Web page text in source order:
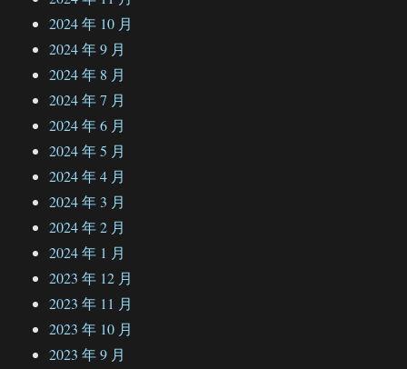
2024 年 10 月
2024 年 9 月
2024 年 8 月
2024 年 7 月
2024 年 6 月
2024 年 5 月
2024 年 4 月
2024 年 3 月
2024 年 2 月
2024 年 1 月
2023 年 12 月
2023 年 11 月
2023 年 10 月
2023 年 9 月